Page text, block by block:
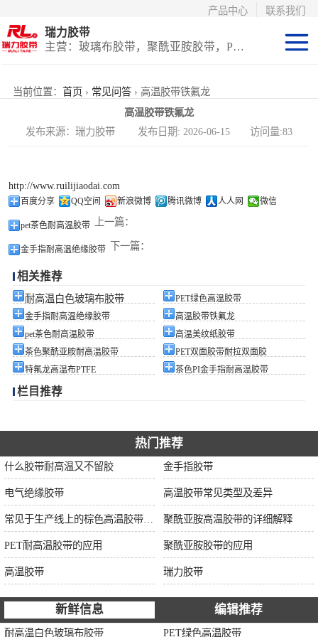
联系我们
产品中心
瑞力胶带
主营：玻璃布胶带，聚酰亚胺胶带，PET高温胶带，耐高温保护膜
当前位置： 首页 › 常见问答 › 高温胶带铁氟龙
高温胶带铁氟龙
发布来源：瑞力胶带 发布日期: 2026-06-15 访问量:83
http://www.ruilijiaodai.com
百度分享 QQ空间 新浪微博 腾讯微博 人人网 微信
上一篇：
pet茶色耐高温胶带
下一篇：
金手指耐高温绝缘胶带
相关推荐
耐高温白色玻璃布胶带
PET绿色高温胶带
金手指耐高温绝缘胶带
高温胶带铁氟龙
pet茶色耐高温胶带
高温美纹纸胶带
茶色聚酰亚胺耐高温胶带
PET双面胶带耐拉双面胶
特氟龙高温布PTFE
茶色PI金手指耐高温胶带
栏目推荐
热门推荐
什么胶带耐高温又不留胶 金手指胶带
电气绝缘胶带 高温胶带常见类型及差异
聚酰亚胺高温胶带的详细解释
PET耐高温胶带的应用 聚酰亚胺胶带的应用
高温胶带 瑞力胶带
新鲜信息 编辑推荐
耐高温白色玻璃布胶带 PET绿色高温胶带
聚酰亚胺系列
玻璃布胶带（特
（保护膜）
等离子热喷涂胶
带
防火陶瓷化硅胶
带